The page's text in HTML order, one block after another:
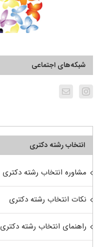
شبکه‌های اجتماعی
انتخاب رشته دکتری
مشاوره انتخاب رشته دکتری
نکات انتخاب رشته دکتری
راهنمای انتخاب رشته دکتری